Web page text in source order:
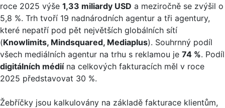
roce 2025 výše 1,33 miliardy USD a meziročně se zvýšil o
5,8 %. Trh tvoří 19 nadnárodních agentur a tři agentury,
které nepatří pod pět největších globálních sítí
(Knowlimits, Mindsquared, Mediaplus). Souhrnný podíl
všech mediálních agentur na trhu s reklamou je 74 %. Podíl
digitálních médiína celkových fakturacích měl v roce
2025 představovat 30 %.
Žebříčky jsou kalkulovány na základě fakturace klientům,